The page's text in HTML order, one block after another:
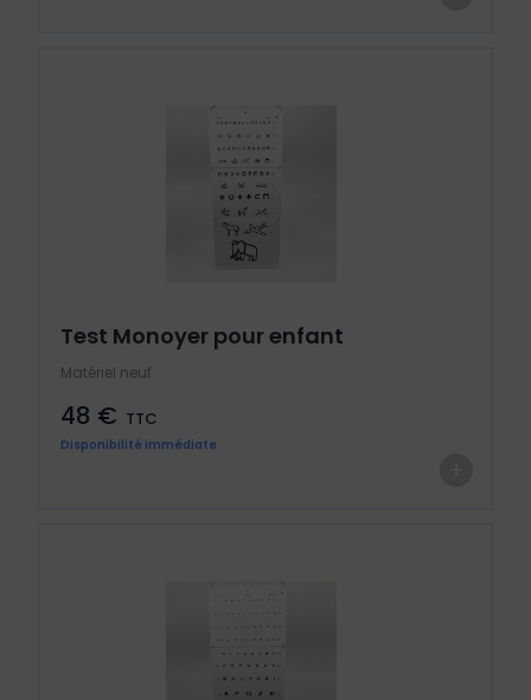
Test Monoyer pour enfant
Matériel neuf
48 € TTC
Disponibilité immédiate